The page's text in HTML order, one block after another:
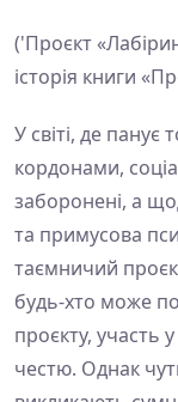
('Проєкт
історія книги
У світі, де панує
кордонами,
заборонені, а
та примусова
таємничий
будь-хто може
проєкту, участь
честю. Однак